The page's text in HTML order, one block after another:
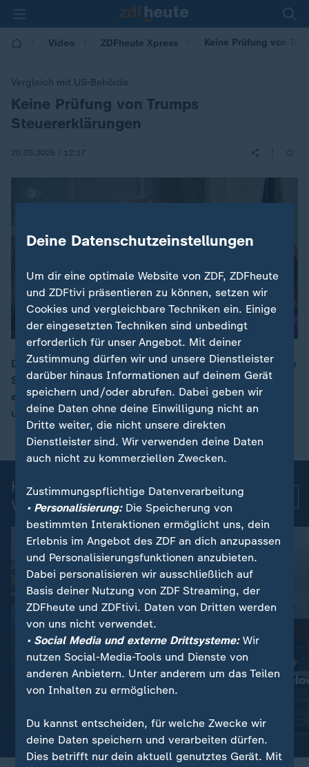
Video ZDFheute Xpress Keine Prüfung von
Vergleich mit US-Behörde
:Keine Prüfung von Trumps
Steuererklärungen
20.05.2026 | 12:17
00:15
Die US-Steuerbehörde IRS darf Donald Trumps frühere
Steuererklärungen nicht mehr prüfen. Das steht in
einem Vergleich mit dem Justizministerium -
unterzeichnet von Justizminister Todd Blanche.
Kurznachrichten: Aktuelle
Videos
Wassermangel im Po :
Italien: Agrarproduktion ist
bedroht
Video
Wegen Niedrigwasser
Bundesländer
Video 0:28
Deine Datenschutzeinstellungen
Um dir eine optimale Website von ZDF, ZDFheute
und ZDFtivi präsentieren zu können, setzen wir
Cookies und vergleichbare Techniken ein. Einige
der eingesetzten Techniken sind unbedingt
erforderlich für unser Angebot. Mit deiner
Zustimmung dürfen wir und unsere Dienstleister
darüber hinaus Informationen auf deinem Gerät
speichern und/oder abrufen. Dabei geben wir
deine Daten ohne deine Einwilligung nicht an
Dritte weiter, die nicht unsere direkten
Dienstleister sind. Wir verwenden deine Daten
auch nicht zu kommerziellen Zwecken.
Zustimmungspflichtige Datenverarbeitung
• Personalisierung:Die Speicherung von
bestimmten Interaktionen ermöglicht uns, dein
Erlebnis im Angebot des ZDF an dich anzupassen
und Personalisierungsfunktionen anzubieten.
Dabei personalisieren wir ausschließlich auf
Basis deiner Nutzung von ZDF Streaming, der
ZDFheute und ZDFtivi. Daten von Dritten werden
von uns nicht verwendet.
• Social Media und externe Drittsysteme:Wir
nutzen Social-Media-Tools und Dienste von
anderen Anbietern. Unter anderem um das Teilen
von Inhalten zu ermöglichen.
Du kannst entscheiden, für welche Zwecke wir
deine Daten speichern und verarbeiten dürfen.
Dies betrifft nur dein aktuell genutztes Gerät. Mit